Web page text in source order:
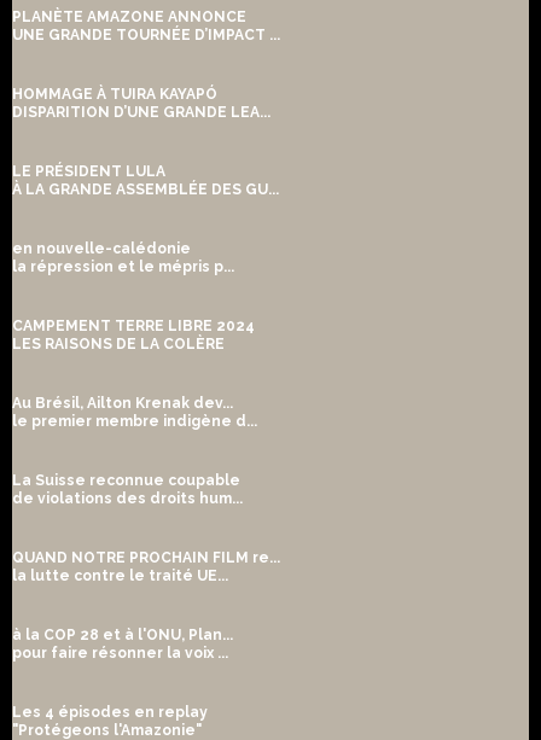
PLANÈTE AMAZONE ANNONCE
UNE GRANDE TOURNÉE D’IMPACT ...
HOMMAGE À TUIRA KAYAPÓ
DISPARITION D’UNE GRANDE LEA...
LE PRÉSIDENT LULA
À LA GRANDE ASSEMBLÉE DES GU...
en nouvelle-calédonie
la répression et le mépris p...
CAMPEMENT TERRE LIBRE 2024
LES RAISONS DE LA COLÈRE
Au Brésil, Ailton Krenak dev...
le premier membre indigène d...
La Suisse reconnue coupable
de violations des droits hum...
QUAND NOTRE PROCHAIN FILM re...
la lutte contre le traité UE...
à la COP 28 et à l'ONU, Plan...
pour faire résonner la voix ...
Les 4 épisodes en replay
"Protégeons l'Amazonie"